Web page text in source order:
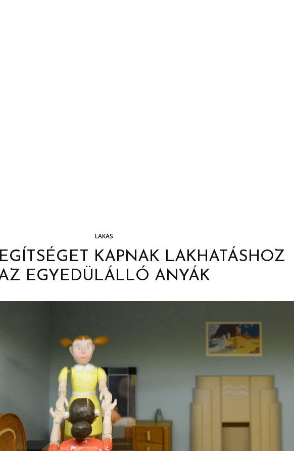
LAKÁS
KAPNAK LAKHATÁSHOZ
EGYEDÜLÁLLÓ ANYÁK